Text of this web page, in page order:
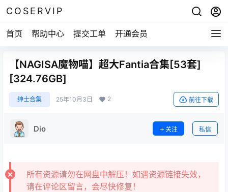
COSERVIP
首页 帮助中心 提交工单 开通会员
【NAGISA魔物喵】超大Fantia合集[53套]
[324.76GB]
绅士合集 25年10月3日 2 前往下载
Dio 关注 私信
所有资源请勿在网盘中解压！如遇资源链接失效，
请在评论区留言，会尽快修复！